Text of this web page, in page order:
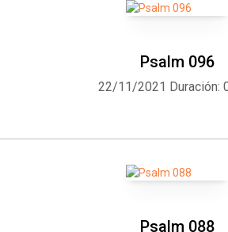
Psalm 096
22/11/2021 Duración:
Psalm 088